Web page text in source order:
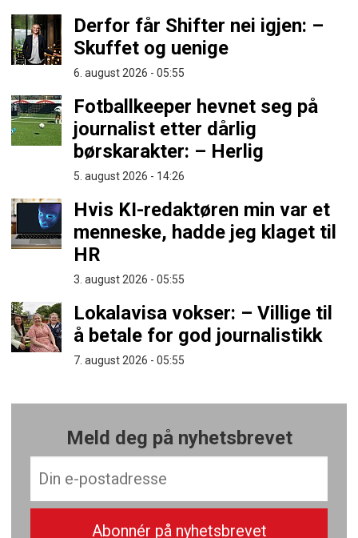
Derfor får Shifter nei igjen: –
Skuffet og uenige
6. august 2026 - 05:55
Fotballkeeper hevnet seg på
journalist etter dårlig
børskarakter: – Herlig
5. august 2026 - 14:26
Hvis KI-redaktøren min var et
menneske, hadde jeg klaget til
HR
3. august 2026 - 05:55
Lokalavisa vokser: – Villige til
å betale for god journalistikk
7. august 2026 - 05:55
Meld deg på nyhetsbrevet